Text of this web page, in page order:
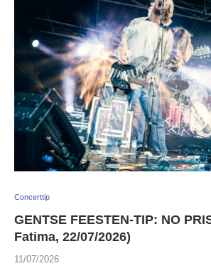
Concerttip
GENTSE FEESTEN-TIP: NO
Fatima, 22/07/2026)
11/07/2026